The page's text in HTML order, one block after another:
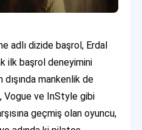
adlı dizide başrol, Erdal
ilk başrol deneyimini
mankenlik de
Vogue ve InStyle gibi
geçmiş olan oyuncu,